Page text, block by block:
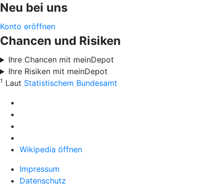
Neu bei uns
Konto eröffnen
Chancen und Risiken
Ihre Chancen mit meinDepot
Ihre Risiken mit meinDepot
1 Laut Statistischem Bundesamt
Wikipedia öffnen
Impressum
Datenschutz